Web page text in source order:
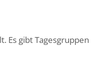
Es gibt Tagesgruppen